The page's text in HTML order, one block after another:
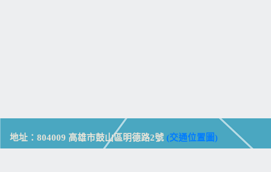
地址：804009 高雄市鼓山區明德路2號 (交通位置圖)